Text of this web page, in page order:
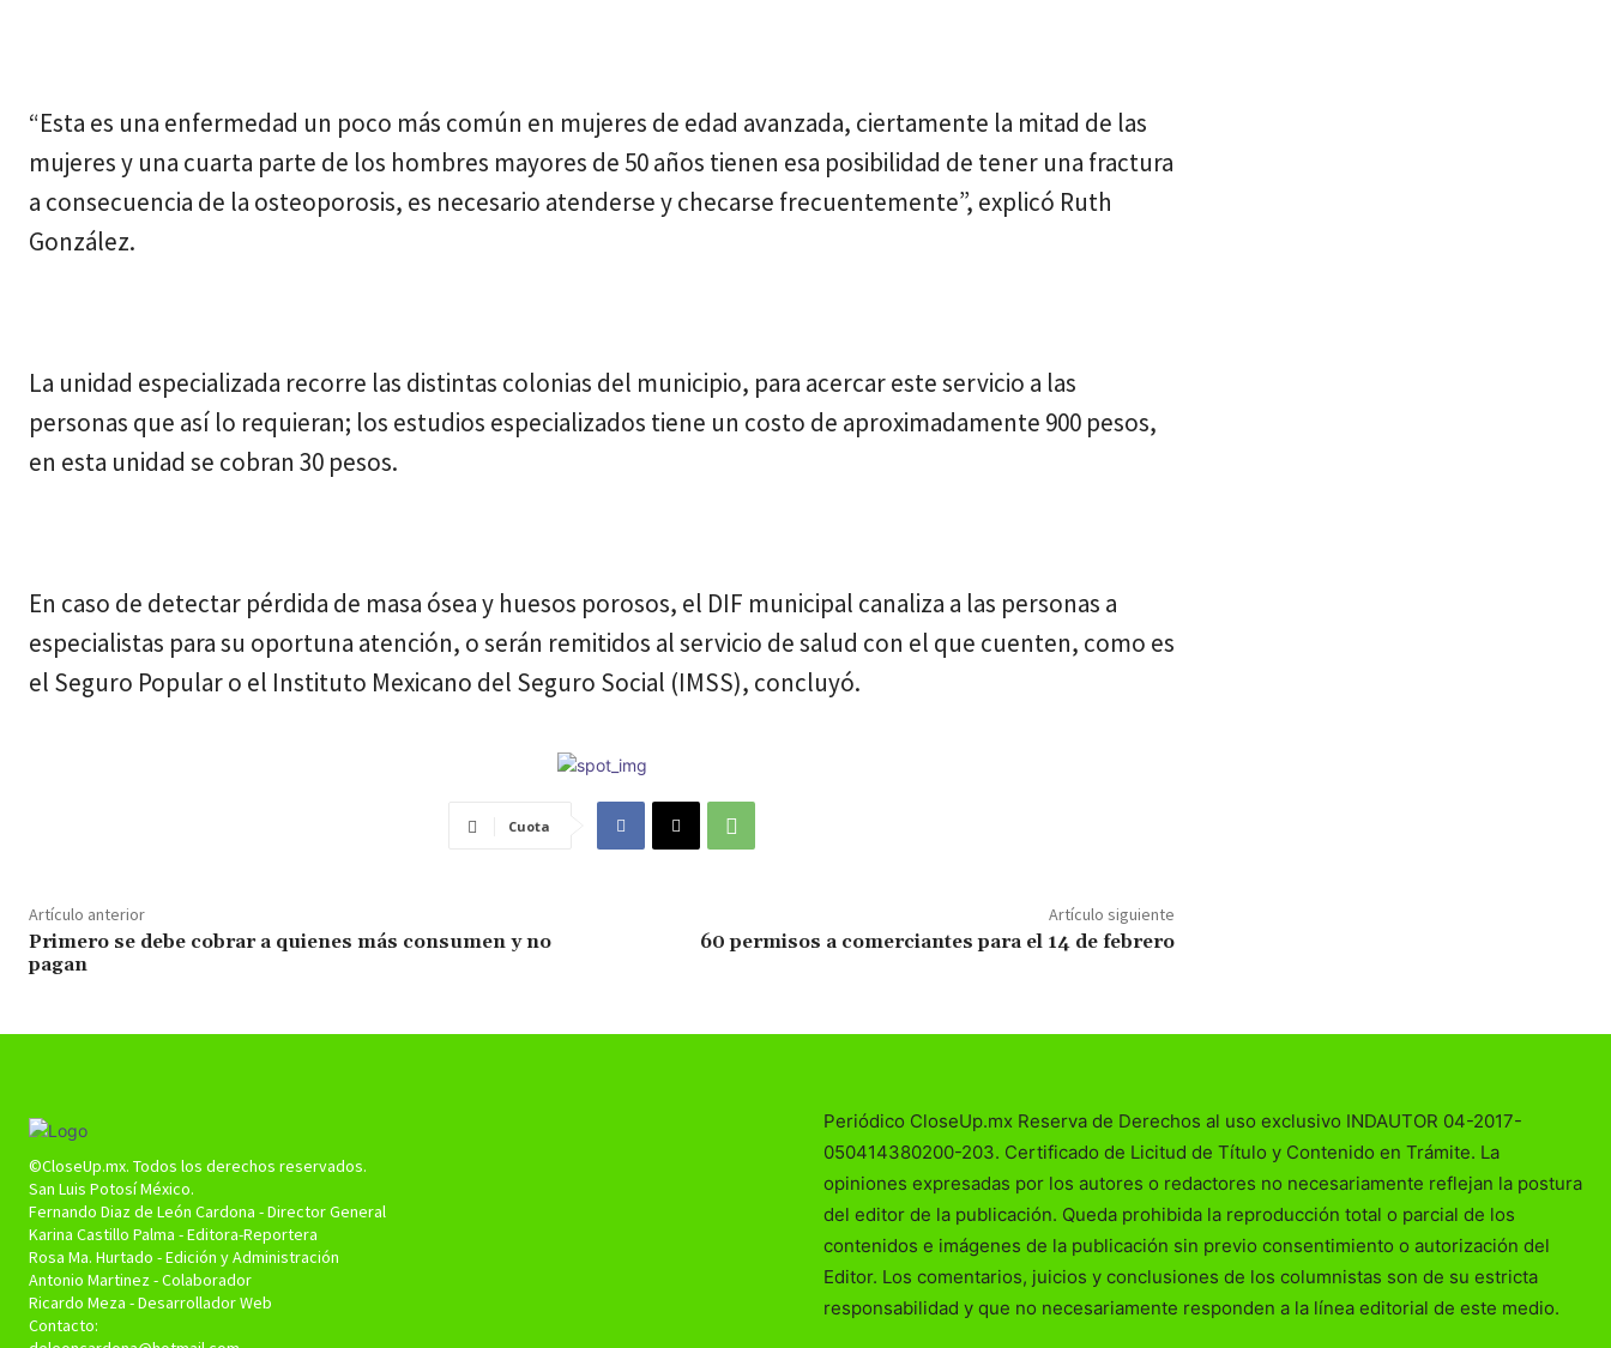
“Esta es una enfermedad un poco más común en mujeres de edad avanzada, ciertamente la mitad de las
mujeres y una cuarta parte de los hombres mayores de 50 años tienen esa posibilidad de tener una fractura
a consecuencia de la osteoporosis, es necesario atenderse y checarse frecuentemente”, explicó Ruth
González.
La unidad especializada recorre las distintas colonias del municipio, para acercar este servicio a las
personas que así lo requieran; los estudios especializados tiene un costo de aproximadamente 900 pesos,
en esta unidad se cobran 30 pesos.
En caso de detectar pérdida de masa ósea y huesos porosos, el DIF municipal canaliza a las personas a
especialistas para su oportuna atención, o serán remitidos al servicio de salud con el que cuenten, como es
el Seguro Popular o el Instituto Mexicano del Seguro Social (IMSS), concluyó.
Cuota
Artículo anterior
Primero se debe cobrar a quienes más consumen y no
pagan
Artículo siguiente
60 permisos a comerciantes para el 14 de febrero
©CloseUp.mx. Todos los derechos reservados.
San Luis Potosí México.
Fernando Diaz de León Cardona - Director General
Karina Castillo Palma - Editora-Reportera
Rosa Ma. Hurtado - Edición y Administración
Antonio Martinez - Colaborador
Ricardo Meza - Desarrollador Web
Contacto:
Periódico CloseUp.mx Reserva de Derechos al uso exclusivo INDAUTOR 04-2017-
050414380200-203. Certificado de Licitud de Título y Contenido en Trámite. La
opiniones expresadas por los autores o redactores no necesariamente reflejan la postura
del editor de la publicación. Queda prohibida la reproducción total o parcial de los
contenidos e imágenes de la publicación sin previo consentimiento o autorización del
Editor. Los comentarios, juicios y conclusiones de los columnistas son de su estricta
responsabilidad y que no necesariamente responden a la línea editorial de este medio.